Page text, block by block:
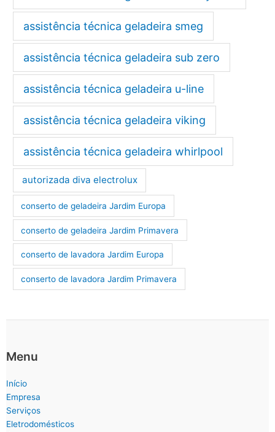
assistência técnica geladeira smeg
assistência técnica geladeira sub zero
assistência técnica geladeira u-line
assistência técnica geladeira viking
assistência técnica geladeira whirlpool
autorizada diva electrolux
conserto de geladeira Jardim Europa
conserto de geladeira Jardim Primavera
conserto de lavadora Jardim Europa
conserto de lavadora Jardim Primavera
Menu
Início
Empresa
Serviços
Eletrodomésticos